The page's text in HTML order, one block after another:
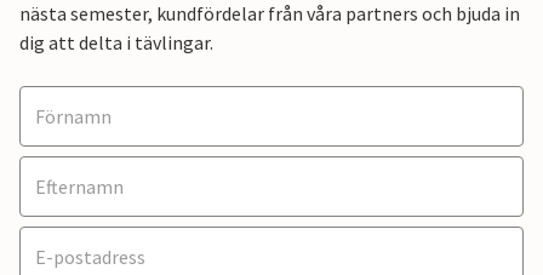
nästa semester, kundfördelar från våra partners och bjuda in
dig att delta i tävlingar.